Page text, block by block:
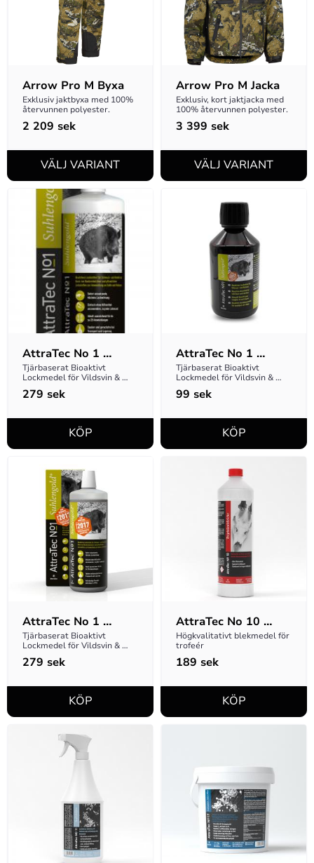
Arrow Pro M Byxa
Exklusiv jaktbyxa med 100%
återvunnen polyester.
2 209 sek
Arrow Pro M Jacka
Exklusiv, kort jaktjacka med
100% återvunnen polyester.
3 399 sek
AttraTec No 1
Suhlengold
Tjärbaserat Bioaktivt
Lockmedel för Vildsvin &
annat vilt!
279 sek
AttraTec No 1
Suhlengold v.2017
250g
Tjärbaserat Bioaktivt
Lockmedel för Vildsvin &
Hjortvilt
99 sek
AttraTec No 1
Suhlengold version
2017
Tjärbaserat Bioaktivt
Lockmedel för Vildsvin &
Hjortvilt
279 sek
AttraTec No 10
Troféblekning
Högkvalitativt blekmedel för
trofeér
189 sek